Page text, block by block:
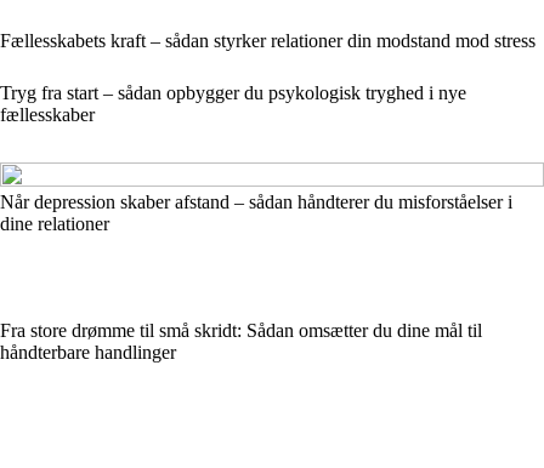
Fællesskabets kraft – sådan styrker relationer din modstand mod stress
Tryg fra start – sådan opbygger du psykologisk tryghed i nye
fællesskaber
Når depression skaber afstand – sådan håndterer du misforståelser i
dine relationer
Fra store drømme til små skridt: Sådan omsætter du dine mål til
håndterbare handlinger